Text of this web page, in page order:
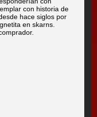
con historia de
hace siglos por
en skarns.